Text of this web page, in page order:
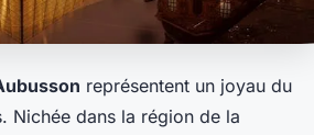
représentent un joyau du
Nichée dans la région de la